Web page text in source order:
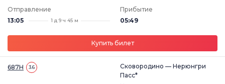
Отправление
13:05
1 д 9 ч 45 м
Прибытие
05:49
Купить билет
687Н 3.6
Сковородино — Нерюнгри
Пасс*